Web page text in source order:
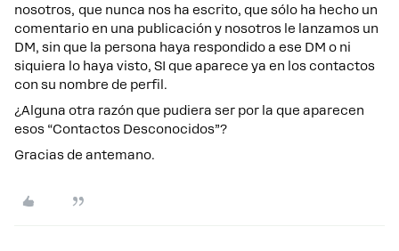
nosotros, que nunca nos ha escrito, que sólo ha hecho un
comentario en una publicación y nosotros le lanzamos un
DM, sin que la persona haya respondido a ese DM o ni
siquiera lo haya visto, SI que aparece ya en los contactos
con su nombre de perfil.
¿Alguna otra razón que pudiera ser por la que aparecen
esos “Contactos Desconocidos”?
Gracias de antemano.